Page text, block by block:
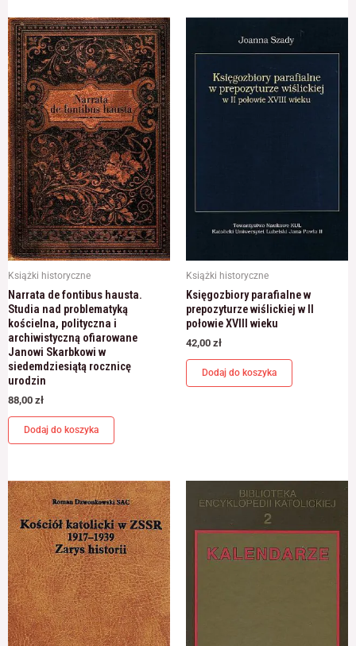
Książki historyczne
Narrata de fontibus hausta.
Studia nad problematyką
kościelna, polityczna i
archiwistyczną ofiarowane
Janowi Skarbkowi w
siedemdziesiątą rocznicę
urodzin
88,00 zł
Dodaj do koszyka
Książki historyczne
Księgozbiory parafialne w
prepozyturze wiślickiej w II
połowie XVIII wieku
42,00 zł
Dodaj do koszyka